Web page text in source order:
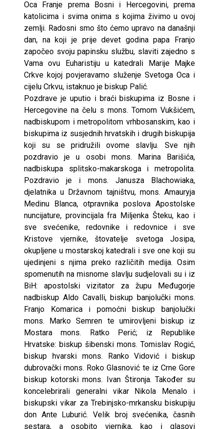
Oca Franje prema Bosni i Hercegovini, prema
katolicima i svima onima s kojima živimo u ovoj
zemlji. Radosni smo što ćemo upravo na današnji
dan, na koji je prije devet godina papa Franjo
započeo svoju papinsku službu, slaviti zajedno s
Vama ovu Euharistiju u katedrali Marije Majke
Crkve kojoj povjeravamo služenje Svetoga Oca i
cijelu Crkvu, istaknuo je biskup Palić.
Pozdrave je uputio i braći biskupima iz Bosne i
Hercegovine na čelu s mons. Tomom Vukšićem,
nadbiskupom i metropolitom vrhbosanskim, kao i
biskupima iz susjednih hrvatskih i drugih biskupija
koji su se pridružili ovome slavlju. Sve njih
pozdravio je u osobi mons. Marina Barišića,
nadbiskupa splitsko-makarskoga i metropolita.
Pozdravio je i mons. Janusza Blachowiaka,
djelatnika u Državnom tajništvu, mons. Amauryja
Medinu Blanca, otpravnika poslova Apostolske
nuncijature, provincijala fra Miljenka Šteku, kao i
sve svećenike, redovnike i redovnice i sve
Kristove vjernike, štovatelje svetoga Josipa,
okupljene u mostarskoj katedrali i sve one koji su
ujedinjeni s njima preko različitih medija. Osim
spomenutih na misnome slavlju sudjelovali su i iz
BiH: apostolski vizitator za župu Međugorje
nadbiskup Aldo Cavalli, biskup banjolučki mons.
Franjo Komarica i pomoćni biskup banjolučki
mons. Marko Semren te umirovljeni biskup iz
Mostara mons. Ratko Perić; iz Republike
Hrvatske: biskup šibenski mons. Tomislav Rogić,
biskup hvarski mons. Ranko Vidović i biskup
dubrovački mons. Roko Glasnović te iz Crne Gore
biskup kotorski mons. Ivan Štironja. Također su
koncelebrirali generalni vikar Nikola Menalo i
biskupski vikar za Trebinjsko-mrkansku biskupiju
don Ante Luburić. Velik broj svećenika, časnih
sestara, a osobito vjernika, kao i glasovi